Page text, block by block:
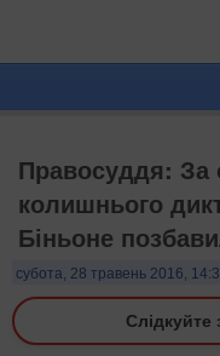
Правосуддя: За
колишнього
Біньоне
субота, 28 травень 2016,
Слідкуйте